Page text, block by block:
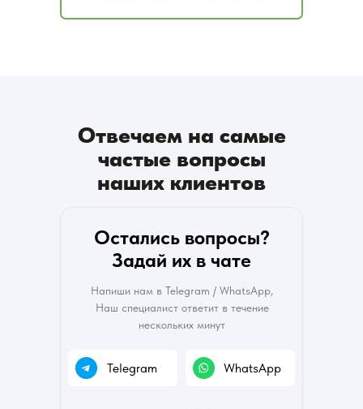
Остались вопросы?
Задай их в чате
Напиши нам в Telegram / WhatsAрp,
Наш специалист ответит в течение
нескольких минут
Telegram WhatsAрp
Отвечаем на самые
частые вопросы
наших клиентов